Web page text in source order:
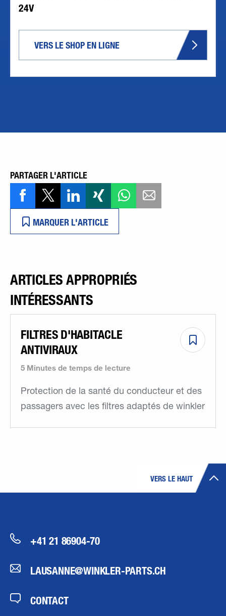
24V
VERS LE SHOP EN LIGNE
PARTAGER L'ARTICLE
MARQUER L'ARTICLE
ARTICLES APPROPRIÉS
INTÉRESSANTS
5 Minutes de temps de lecture
FILTRES D'HABITACLE
ANTIVIRAUX
Protection de la santé du conducteur et des
passagers avec les filtres adaptés de winkler
VERS LE HAUT
+41 21 86904-70
LAUSANNE@WINKLER-PARTS.CH
CONTACT